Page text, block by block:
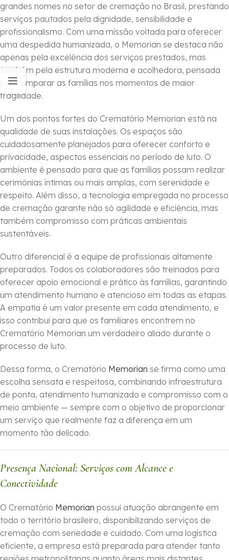
grandes nomes no setor de cremação no Brasil, prestando
serviços pautados pela dignidade, sensibilidade e
profissionalismo. Com uma missão voltada para oferecer
uma despedida humanizada, o Memorian se destaca não
apenas pela excelência dos serviços prestados, mas
também pela estrutura moderna e acolhedora, pensada
para amparar as famílias nos momentos de maior
fragilidade.
Um dos pontos fortes do Crematório Memorian está na
qualidade de suas instalações. Os espaços são
cuidadosamente planejados para oferecer conforto e
privacidade, aspectos essenciais no período de luto. O
ambiente é pensado para que as famílias possam realizar
cerimônias íntimas ou mais amplas, com serenidade e
respeito. Além disso, a tecnologia empregada no processo
de cremação garante não só agilidade e eficiência, mas
também compromisso com práticas ambientais
sustentáveis.
Outro diferencial é a equipe de profissionais altamente
preparados. Todos os colaboradores são treinados para
oferecer apoio emocional e prático às famílias, garantindo
um atendimento humano e atencioso em todas as etapas.
A empatia é um valor presente em cada atendimento, e
isso contribui para que os familiares encontrem no
Crematório Memorian um verdadeiro aliado durante o
processo de luto.
Dessa forma, o Crematório Memorian se firma como uma
escolha sensata e respeitosa, combinando infraestrutura
de ponta, atendimento humanizado e compromisso com o
meio ambiente — sempre com o objetivo de proporcionar
um serviço que realmente faz a diferença em um
momento tão delicado.
Presença Nacional: Serviços com Alcance e
Conectividade
O Crematório Memorian possui atuação abrangente em
todo o território brasileiro, disponibilizando serviços de
cremação com seriedade e cuidado. Com uma logística
eficiente, a empresa está preparada para atender tanto